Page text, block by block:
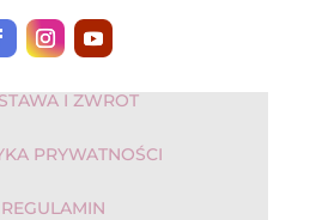
I ZWROT
PRYWATNOŚCI
REGULAMIN